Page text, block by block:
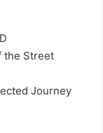
the Street
Journey